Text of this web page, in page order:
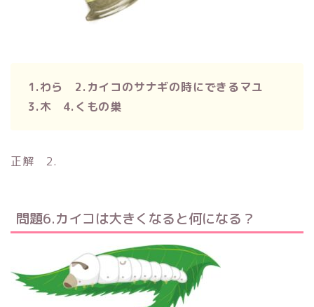
1.わら 2.カイコのサナギの時にできるマユ
3.木 4.くもの巣
正解 2.
問題6.カイコは大きくなると何になる？